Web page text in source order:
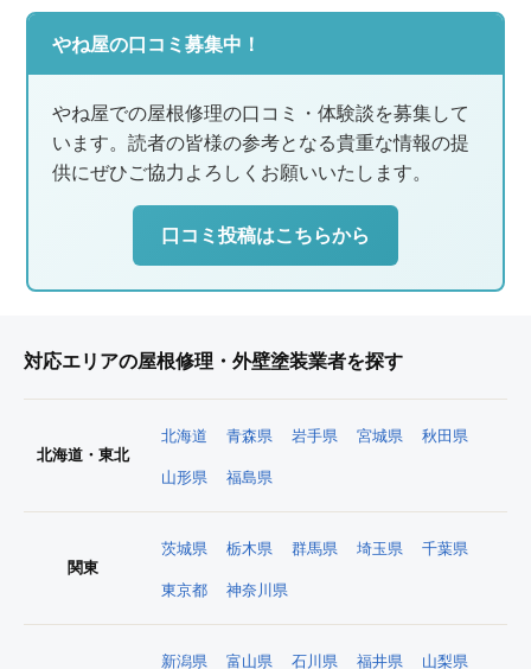
やね屋の口コミ募集中！
やね屋での屋根修理の口コミ・体験談を募集して
います。読者の皆様の参考となる貴重な情報の提
供にぜひご協力よろしくお願いいたします。
口コミ投稿はこちらから
対応エリアの屋根修理・外壁塗装業者を探す
北海道・東北
北海道 青森県 岩手県 宮城県 秋田県
山形県 福島県
関東
茨城県 栃木県 群馬県 埼玉県 千葉県
東京都 神奈川県
新潟県 富山県 石川県 福井県 山梨県